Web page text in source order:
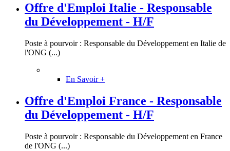
Offre d'Emploi Italie - Responsable
du Développement - H/F
Poste à pourvoir : Responsable du Développement en Italie de
l'ONG (...)
En Savoir +
Offre d'Emploi France - Responsable
du Développement - H/F
Poste à pourvoir : Responsable du Développement en France
de l'ONG (...)